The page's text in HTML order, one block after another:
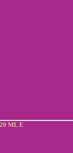
ML E